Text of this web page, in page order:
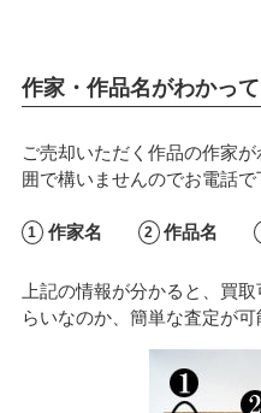
作家・作品名がわかっ
ご売却いただく作品の作家
囲で構いませんのでお電話で
作家名 作品名
上記の情報が分かると、買
らいなのか、簡単な査定が可